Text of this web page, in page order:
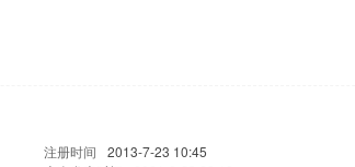
注册时间 2013-7-23 10:45